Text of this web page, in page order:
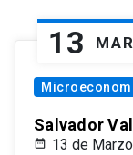
13 MAR
Salvador
13 de